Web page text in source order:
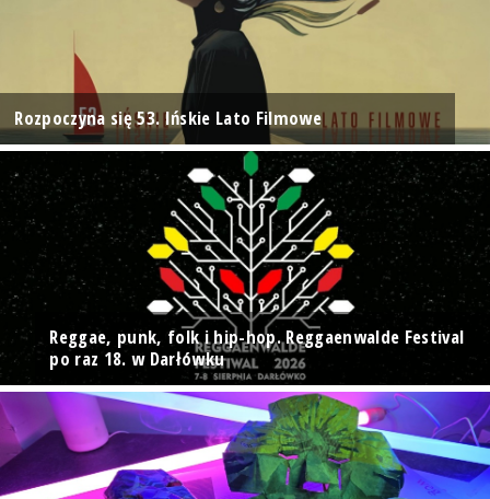
Rozpoczyna się 53. Ińskie Lato Filmowe
Reggae, punk, folk i hip-hop. Reggaenwalde Festival
po raz 18. w Darłówku